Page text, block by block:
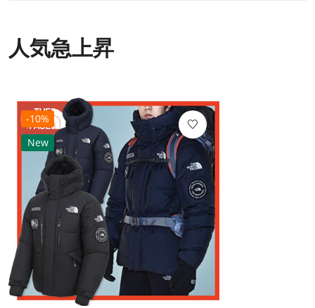
人気急上昇
-10%
New